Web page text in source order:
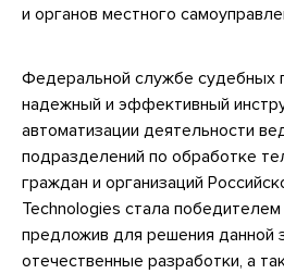
и органов местного
Федеральной службе судебных
надежный и эффективный
автоматизации деятельности
подразделений по обработке
граждан и организаций
Technologies стала
предложив для решения данной
отечественные разработки, а